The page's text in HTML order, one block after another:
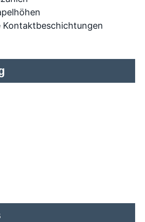
Kontaktbeschichtungen